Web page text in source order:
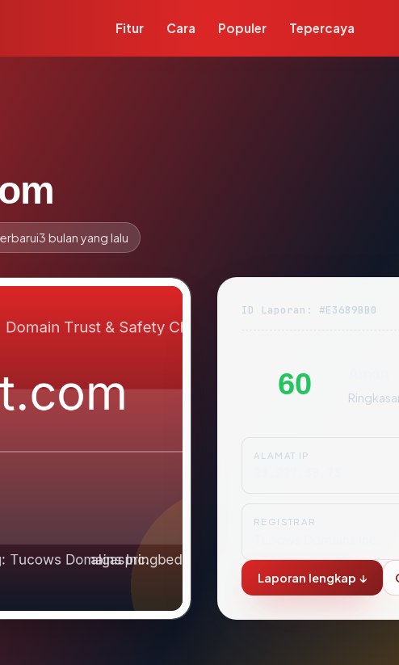
Fitur Cara Populer Tepercaya
3 bulan yang lalu
ID Laporan: #E3689BB0
60
ALAMAT IP
REGISTRAR
Laporan lengkap ↓